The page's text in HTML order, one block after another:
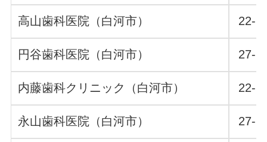
高山歯科医院（白河市） 22-
円谷歯科医院（白河市） 27-
内藤歯科クリニック（白河市） 22-
永山歯科医院（白河市） 27-